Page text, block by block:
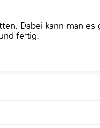
Dabei kann man es
fertig.